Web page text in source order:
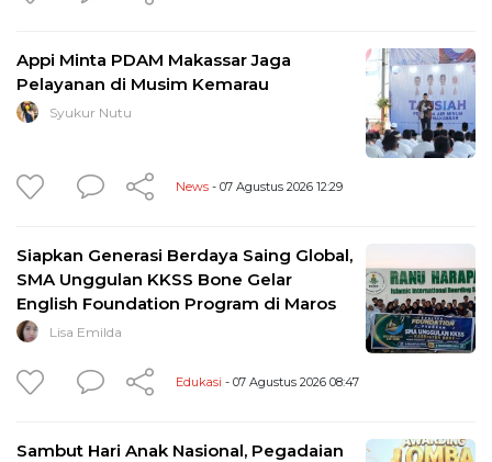
Appi Minta PDAM Makassar Jaga
Pelayanan di Musim Kemarau
Syukur Nutu
News - 07 Agustus 2026 12:29
Siapkan Generasi Berdaya Saing Global,
SMA Unggulan KKSS Bone Gelar
English Foundation Program di Maros
Lisa Emilda
Edukasi - 07 Agustus 2026 08:47
Sambut Hari Anak Nasional, Pegadaian